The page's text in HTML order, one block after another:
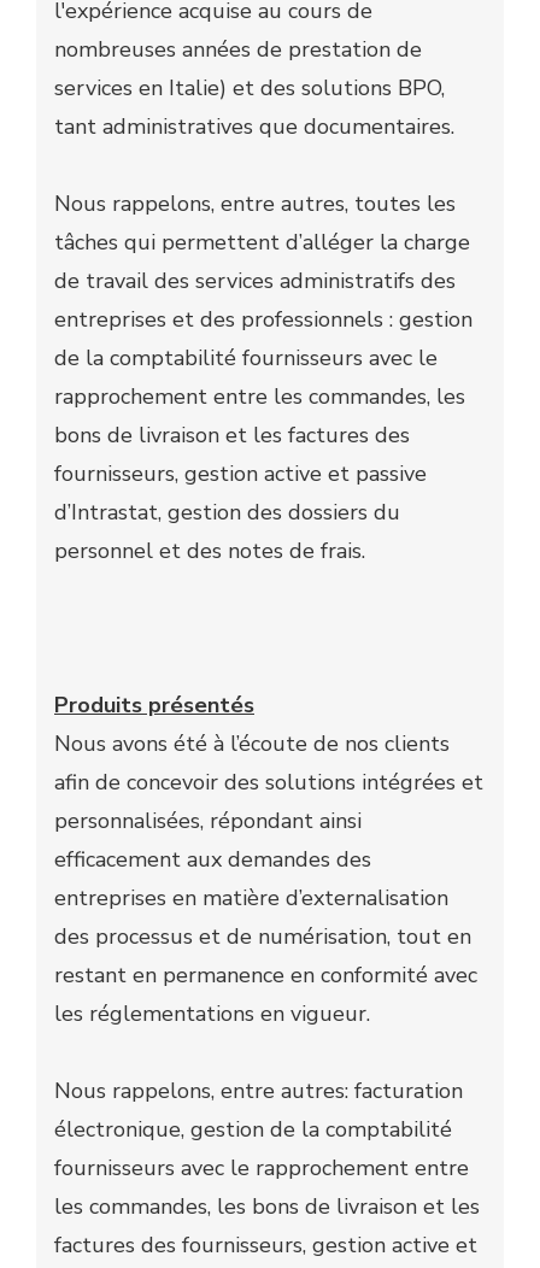
l'expérience acquise au cours de
nombreuses années de prestation de
services en Italie) et des solutions BPO,
tant administratives que documentaires.
Nous rappelons, entre autres, toutes les
tâches qui permettent d’alléger la charge
de travail des services administratifs des
entreprises et des professionnels : gestion
de la comptabilité fournisseurs avec le
rapprochement entre les commandes, les
bons de livraison et les factures des
fournisseurs, gestion active et passive
d’Intrastat, gestion des dossiers du
personnel et des notes de frais.
Produits présentés
Nous avons été à l’écoute de nos clients
afin de concevoir des solutions intégrées et
personnalisées, répondant ainsi
efficacement aux demandes des
entreprises en matière d’externalisation
des processus et de numérisation, tout en
restant en permanence en conformité avec
les réglementations en vigueur.
Nous rappelons, entre autres: facturation
électronique, gestion de la comptabilité
fournisseurs avec le rapprochement entre
les commandes, les bons de livraison et les
factures des fournisseurs, gestion active et